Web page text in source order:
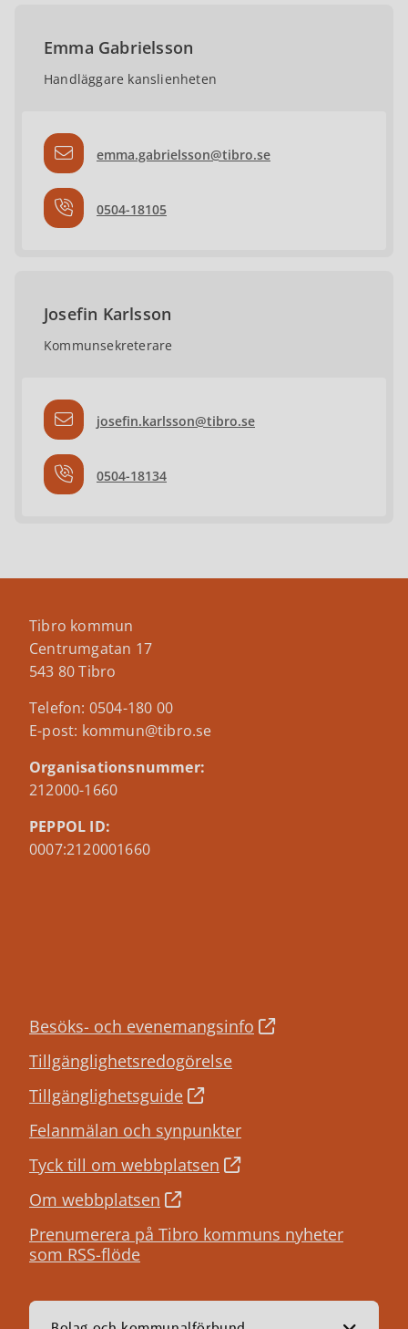
Emma Gabrielsson
Handläggare kanslienheten
emma.gabrielsson@tibro.se
0504-18105
Josefin Karlsson
Kommunsekreterare
josefin.karlsson@tibro.se
0504-18134
Tibro kommun
Centrumgatan 17
543 80 Tibro
Telefon: 0504-180 00
E-post: kommun@tibro.se
Organisationsnummer:
212000-1660
PEPPOL ID:
0007:2120001660
Besöks- och evenemangsinfo
Tillgänglighetsredogörelse
Tillgänglighetsguide
Felanmälan och synpunkter
Tyck till om webbplatsen
Om webbplatsen
Prenumerera på Tibro kommuns nyheter
som RSS-flöde